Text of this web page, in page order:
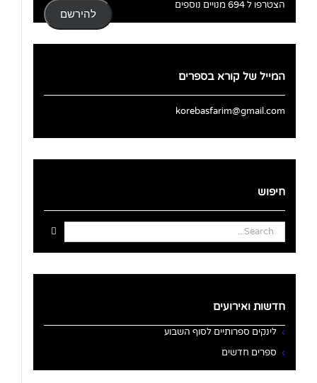
להירשם
הצטרפו ל 694 מנויים נוספים
המייל של קורא בספרים
korebasfarim@gmail.com
חיפוש
Search
for:
חדשות ואירועים
לינקים ספרותיים לסוף השבוע
ספרים חדשים